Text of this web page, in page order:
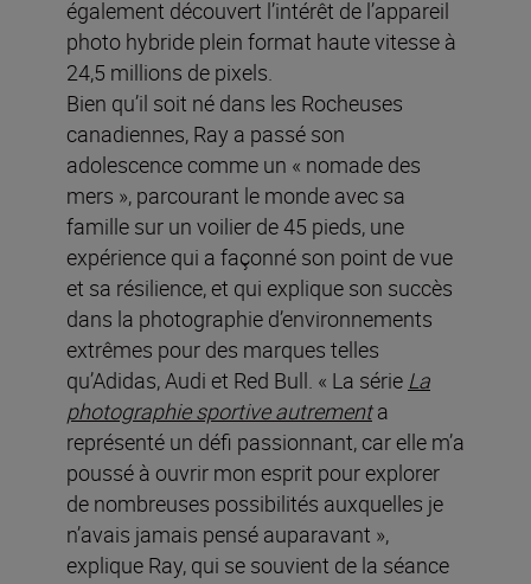
également découvert l’intérêt de l’appareil
photo hybride plein format haute vitesse à
24,5 millions de pixels.
Bien qu’il soit né dans les Rocheuses
canadiennes, Ray a passé son
adolescence comme un « nomade des
mers », parcourant le monde avec sa
famille sur un voilier de 45 pieds, une
expérience qui a façonné son point de vue
et sa résilience, et qui explique son succès
dans la photographie d’environnements
extrêmes pour des marques telles
qu’Adidas, Audi et Red Bull. « La série La
photographie sportive autrementa
représenté un défi passionnant, car elle m’a
poussé à ouvrir mon esprit pour explorer
de nombreuses possibilités auxquelles je
n’avais jamais pensé auparavant »,
explique Ray, qui se souvient de la séance